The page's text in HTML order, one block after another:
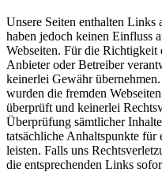
Unsere Seiten enthalten
haben jedoch keinen Einfluss
Webseiten. Für die
Anbieter oder Betreiber
keinerlei Gewähr
wurden die fremden
überprüft und keinerlei
Überprüfung sämtlicher
tatsächliche Anhaltspunkte
leisten. Falls uns
die entsprechenden Links